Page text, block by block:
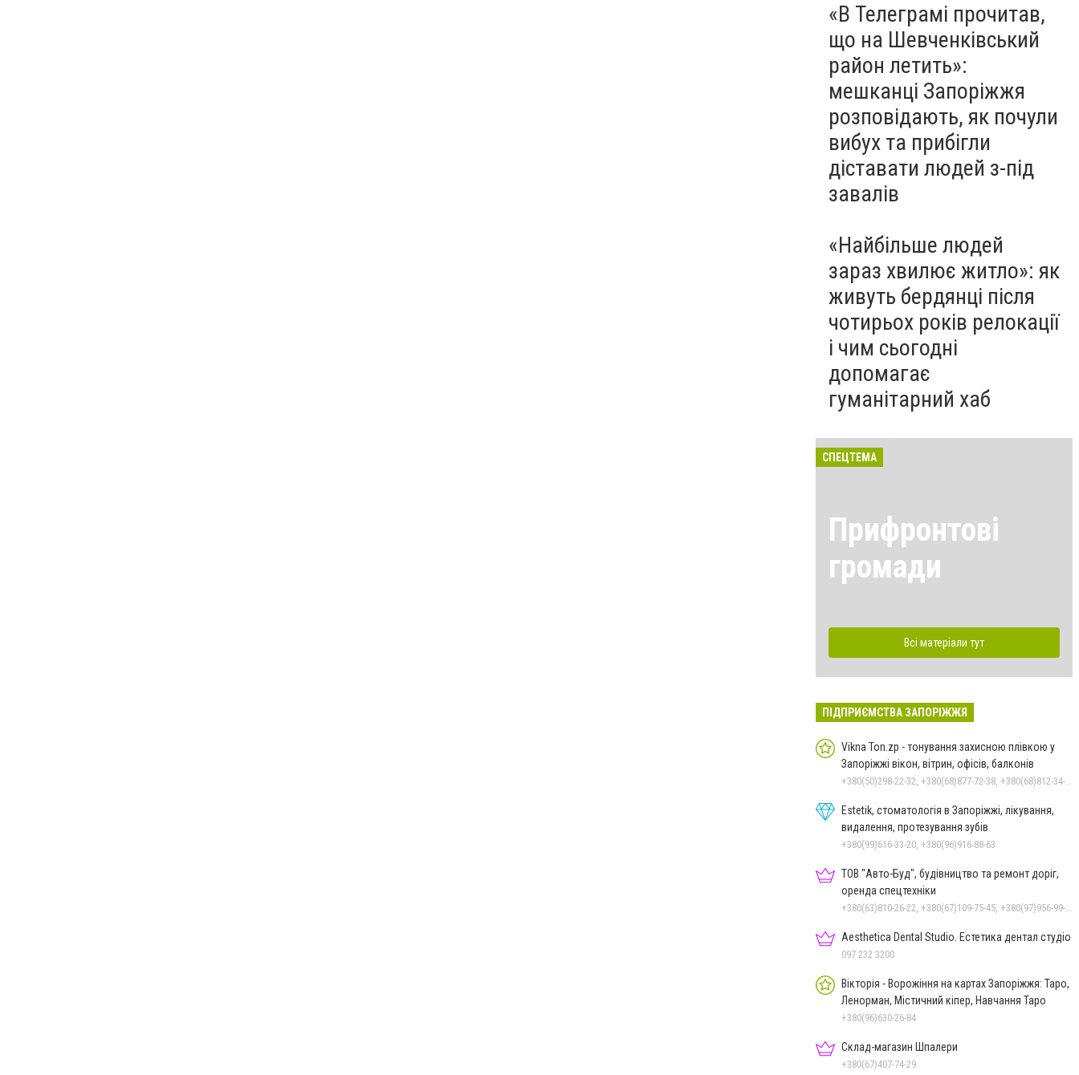
«В Телеграмі прочитав,
що на Шевченківський
район летить»:
мешканці Запоріжжя
розповідають, як почули
вибух та прибігли
діставати людей з-під
завалів
«Найбільше людей
зараз хвилює житло»: як
живуть бердянці після
чотирьох років релокації
і чим сьогодні
допомагає
гуманітарний хаб
СПЕЦТЕМА
Прифронтові
громади
Всі матеріали тут
ПІДПРИЄМСТВА ЗАПОРІЖЖЯ
Vikna Ton.zp - тонування захисною плівкою у
Запоріжжі вікон, вітрин, офісів, балконів
Estetik, стоматологія в Запоріжжі, лікування,
видалення, протезування зубів
+380(99)616-33-20, +380(96)916-88-63
ТОВ "Авто-Буд", будівництво та ремонт доріг,
оренда спецтехніки
Aesthetica Dental Studio. Естетика дентал студіо
097 232 3200
Вікторія - Ворожіння на картах Запоріжжя: Таро,
Ленорман, Містичний кіпер, Навчання Таро
+380(96)630-26-84
Склад-магазин Шпалери
+380(67)407-74-29